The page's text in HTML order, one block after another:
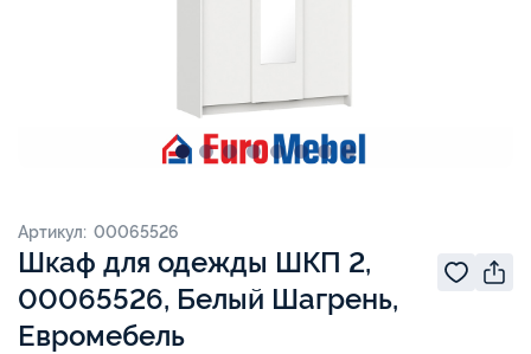
Шкаф для одежды ШКП 2,
00065526, Белый Шагрень,
Евромебель
Артикул: 00065526